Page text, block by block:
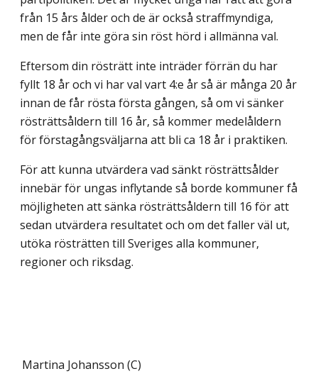
från 15 års ålder och de är också straffmyndiga,
men de får inte göra sin röst hörd i allmänna val.
Eftersom din rösträtt inte inträder förrän du har
fyllt 18 år och vi har val vart 4:e år så är många 20 år
innan de får rösta första gången, så om vi sänker
rösträttsåldern till 16 år, så kommer medelåldern
för förstagångsväljarna att bli ca 18 år i praktiken.
För att kunna utvärdera vad sänkt rösträttsålder
innebär för ungas inflytande så borde kommuner få
möjligheten att sänka rösträttsåldern till 16 för att
sedan utvärdera resultatet och om det faller väl ut,
utöka rösträtten till Sveriges alla kommuner,
regioner och riksdag.
Martina Johansson (C)